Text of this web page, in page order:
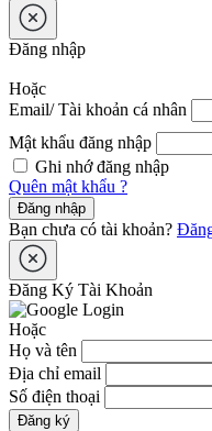
Đăng nhập
Hoặc
Email/ Tài khoản cá nhân
Mật khẩu đăng nhập
Ghi nhớ đăng nhập
Quên mật khẩu ?
Đăng nhập
Bạn chưa có tài khoản?
Đăng Ký Tài Khoản
Hoặc
Họ và tên
Địa chỉ email
Số điện thoại
Đăng ký